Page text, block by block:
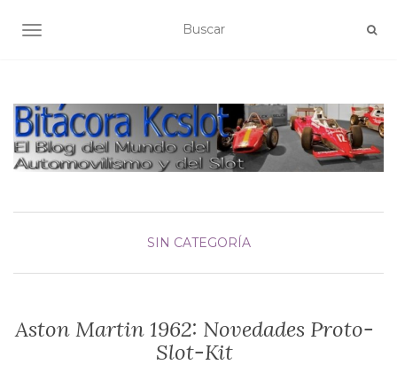
ALTERNAR NAVEGACIÓN
SIN CATEGORÍA
Aston Martin 1962: Novedades Proto-
Slot-Kit